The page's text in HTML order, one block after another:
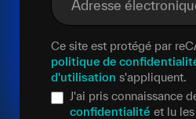
Adresse
Ce site est protégé par
politique de
d'utilisation s'appliquent.
J'ai pris connaissance
confidentialité et lu les